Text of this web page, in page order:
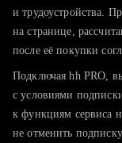
тратите
хотите
и трудоустройства.
на странице,
после её покупки
Подключая hh PRO,
с условиями
к функциям сервиса
не отменить